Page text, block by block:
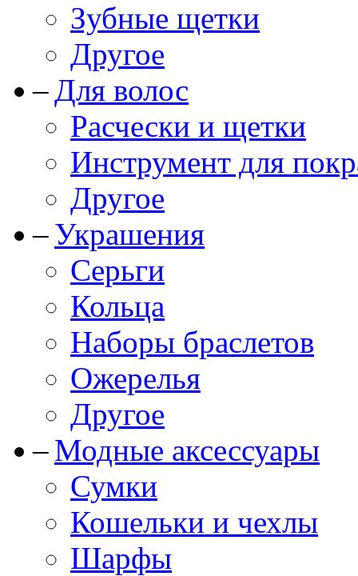
Зубные щетки
Другое
Для волос
Расчески и щетки
Инструмент для
Другое
Украшения
Серьги
Кольца
Наборы браслетов
Ожерелья
Другое
Модные аксессуары
Сумки
Кошельки и чехлы
Шарфы